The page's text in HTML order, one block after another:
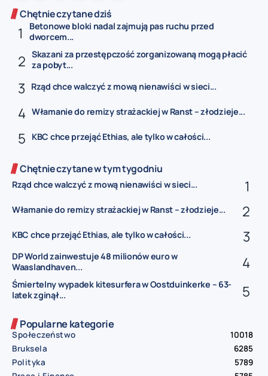
Chętnie czytane dziś
Betonowe bloki nadal zajmują pas ruchu przed
dworcem...
Skazani za przestępczość zorganizowaną mogą płacić
za pobyt...
Rząd chce walczyć z mową nienawiści w sieci...
Włamanie do remizy strażackiej w Ranst – złodzieje...
KBC chce przejąć Ethias, ale tylko w całości...
Chętnie czytane w tym tygodniu
Rząd chce walczyć z mową nienawiści w sieci...
Włamanie do remizy strażackiej w Ranst – złodzieje...
KBC chce przejąć Ethias, ale tylko w całości...
DP World zainwestuje 48 milionów euro w
Waaslandhaven...
Śmiertelny wypadek kitesurfera w Oostduinkerke – 63-
latek zginął...
Popularne kategorie
Społeczeństwo
10018
Bruksela
6285
Polityka
5789